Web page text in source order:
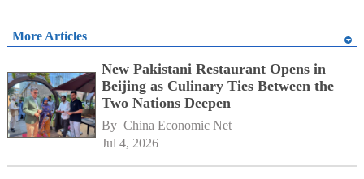
More Articles
New Pakistani Restaurant Opens in
Beijing as Culinary Ties Between the
Two Nations Deepen
By China Economic Net
Jul 4, 2026